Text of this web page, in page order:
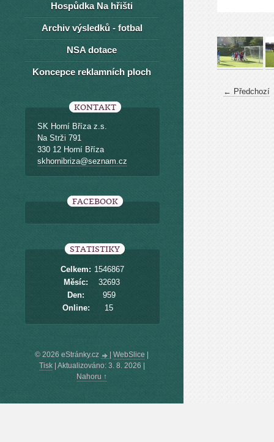
← Předchozí
Hospůdka Na hřišti
Archiv výsledků - fotbal
NSA dotace
Koncepce reklamních ploch
KONTAKT
SK Horní Bříza z.s.
Na Strži 791
330 12 Horní Bříza
skhornibriza@seznam.cz
FACEBOOK
STATISTIKY
Online: 15
Celkem: 1546867
Měsíc:
32693
Den:
959
© 2026 eStránky.cz WebSlice
Tisk| Aktualizováno: 3. 8. 2026
Nahoru ↑